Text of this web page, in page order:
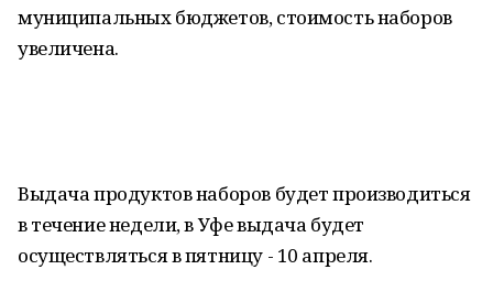
муниципальных бюджетов, стоимость наборов
увеличена.
Выдача продуктов наборов будет производиться
в течение недели, в Уфе выдача будет
осуществляться в пятницу - 10 апреля.